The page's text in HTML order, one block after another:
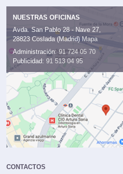
NUESTRAS OFICINAS
Avda. San Pablo 28 - Nave 27,
28823 Coslada (Madrid) Mapa
Administración: 91 724 05 70
Publicidad: 91 513 04 95
CONTACTOS